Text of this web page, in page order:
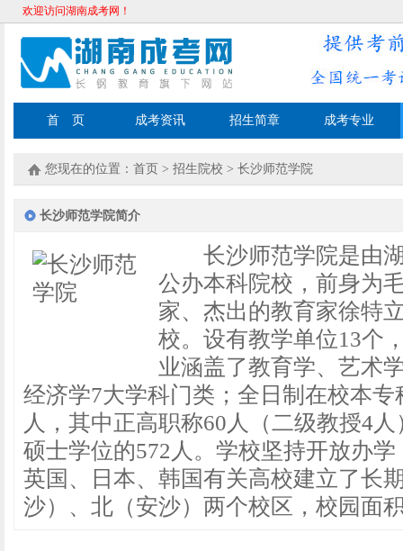
欢迎访问湖南成考网！
首 页 成考资讯 招生简章 成考专业
您现在的位置： 首页 > 招生院校 > 长沙师范学院
长沙师范学院简介
长沙师范学院是由湖
公办本科院校，前身为
家、杰出的教育家徐特
校。设有教学单位13个
业涵盖了教育学、艺术
经济学7大学科门类；全日制在校本
人，其中正高职称60人（二级教授4
硕士学位的572人。学校坚持开放办
英国、日本、韩国有关高校建立了长
沙）、北（安沙）两个校区，校园面